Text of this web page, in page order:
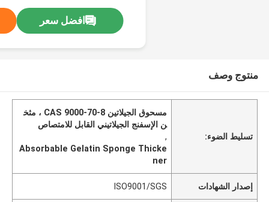
افضل سعر
منتوج وصف
تسليط الضوء:
مسحوق الجيلاتين CAS 9000-70-8 ، مثخ
ن الإسفنج الجيلاتيني القابل للامتصاص
,
Absorbable Gelatin Sponge Thicke
ner
إصدار الشهادات ISO9001/SGS